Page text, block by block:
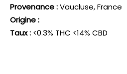
Provenance :Vaucluse, France
Origine :
Taux : <0.3% THC <14% CBD